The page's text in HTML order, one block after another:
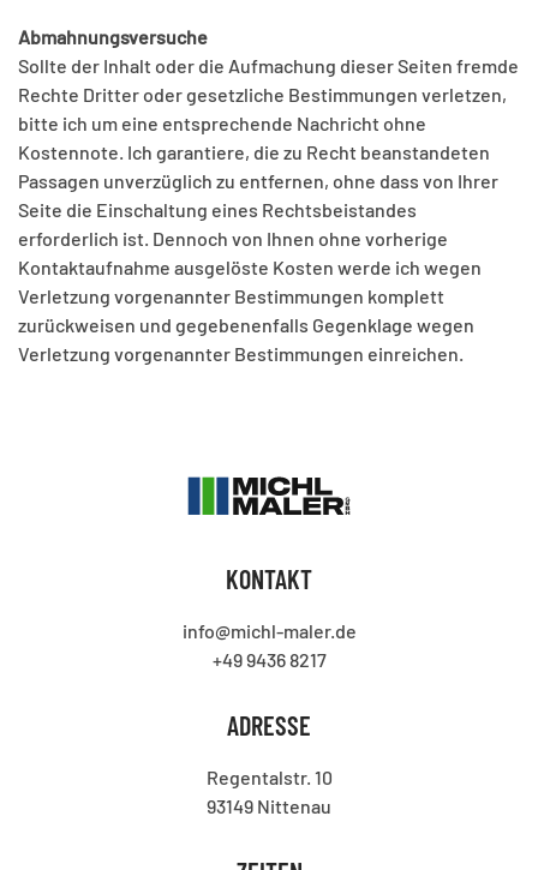
Abmahnungsversuche
Sollte der Inhalt oder die Aufmachung dieser Seiten fremde
Rechte Dritter oder gesetzliche Bestimmungen verletzen,
bitte ich um eine entsprechende Nachricht ohne
Kostennote. Ich garantiere, die zu Recht beanstandeten
Passagen unverzüglich zu entfernen, ohne dass von Ihrer
Seite die Einschaltung eines Rechtsbeistandes
erforderlich ist. Dennoch von Ihnen ohne vorherige
Kontaktaufnahme ausgelöste Kosten werde ich wegen
Verletzung vorgenannter Bestimmungen komplett
zurückweisen und gegebenenfalls Gegenklage wegen
Verletzung vorgenannter Bestimmungen einreichen.
ADRESSE
Regentalstr. 10
93149 Nittenau
KONTAKT
info@michl-maler.de
+49 9436 8217